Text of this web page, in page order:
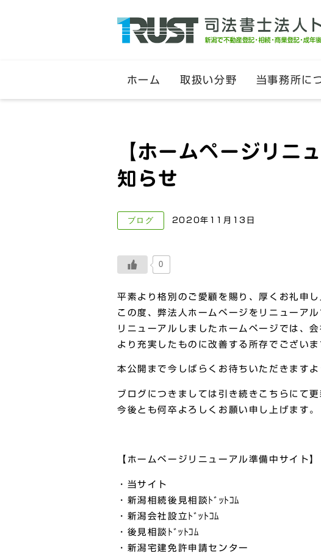
ホーム 取扱い分野 当事務所に
【ホームページリニ
知らせ
ブログ 2020年11月13日
0
平素より格別のご愛顧を賜り、厚くお礼申し
この度、弊法人ホームページをリニューア
リニューアルしましたホームページでは、
より充実したものに改善する所存でございま
本公開まで今しばらくお待ちいただきます
ブログにつきましては引き続きこちらにて
今後とも何卒よろしくお願い申し上げます。
【ホームページリニューアル準備中サイト】
・当サイト
・新潟相続後見相談ﾄﾞｯﾄｺﾑ
・新潟会社設立ﾄﾞｯﾄｺﾑ
・後見相談ﾄﾞｯﾄｺﾑ
・新潟宅建免許申請センター